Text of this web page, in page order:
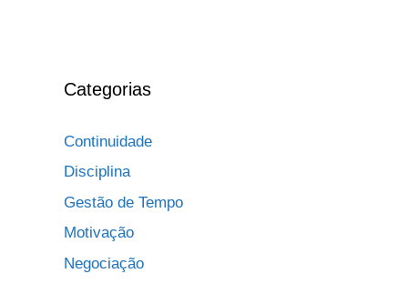
Categorias
Continuidade
Disciplina
Gestão de Tempo
Motivação
Negociação